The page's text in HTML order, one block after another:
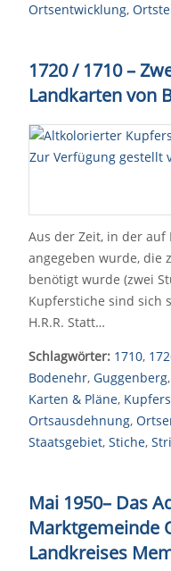
Ortsentwicklung,
1720 / 1710 –
Landkarten von
Aus der Zeit, in der
angegeben wurde, die
benötigt wurde (zwei
Kupferstiche sind sich
H.R.R. Statt…
Schlagwörter: 1710,
Bodenehr, Guggenberg,
Karten & Pläne,
Ortsausdehnung,
Staatsgebiet, Stiche,
Mai 1950– Das
Marktgemeinde
Landkreises